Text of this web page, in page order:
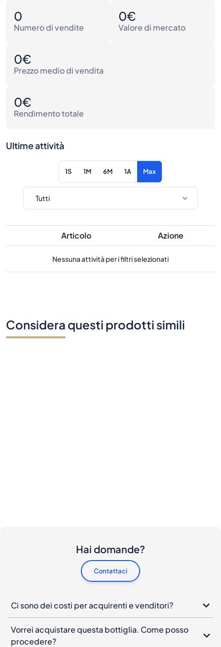
0
Numero di vendite
0€
Valore di mercato
0€
Prezzo medio di vendita
0€
Rendimento totale
Ultime attività
1S 1M 6M 1A Max
Articolo Azione
Nessuna attività per i filtri selezionati
Considera questi prodotti simili
Hai domande?
Contattaci
Ci sono dei costi per acquirenti e venditori?
Vorrei acquistare questa bottiglia. Come posso
procedere?